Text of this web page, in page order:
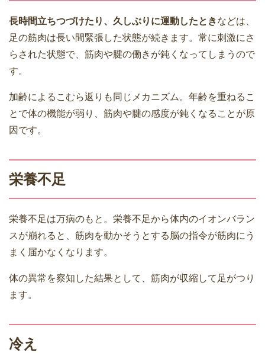
長時間立ちつづけたり、久しぶりに運動したときなどは、
足の筋肉は長い間緊張した状態が続きます。常に刺激にさ
らされた状態で、筋肉や腱の働きが鈍くなってしまうので
す。
加齢によるこむら返りも同じメカニズム。年齢を重ねるこ
とで体の機能が弱り、筋肉や腱の感度が鈍くなることが原
因です。
栄養不足
栄養不足は万病のもと。栄養不足から体内のイオンバラン
スが崩れると、筋肉を動かそうとする脳の指令が筋肉にう
まく届かなくなります。
体の異常を察知した結果として、筋肉が収縮して足がつり
ます。
冷え